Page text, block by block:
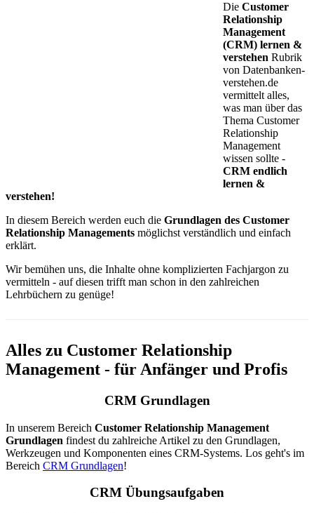
Die Customer
Relationship
Management
(CRM) lernen &
verstehen Rubrik
von Datenbanken-
verstehen.de
vermittelt alles,
was man über das
Thema Customer
Relationship
Management
wissen sollte -
CRM endlich
lernen &
verstehen!
In diesem Bereich werden euch die Grundlagen des Customer
Relationship Managements möglichst verständlich und einfach
erklärt.
Wir bemühen uns, die Inhalte ohne komplizierten Fachjargon zu
vermitteln - auf diesen trifft man schon in den zahlreichen
Lehrbüchern zu genüge!
Alles zu Customer Relationship
Management - für Anfänger und Profis
CRM Grundlagen
In unserem Bereich Customer Relationship Management
Grundlagen findest du zahlreiche Artikel zu den Grundlagen,
Werkzeugen und Komponenten eines CRM-Systems. Los geht's im
Bereich CRM Grundlagen!
CRM Übungsaufgaben